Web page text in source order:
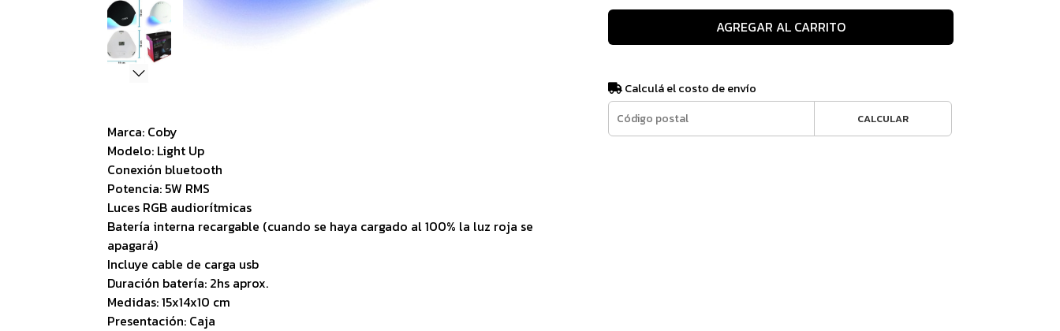
Marca: Coby
Modelo: Light Up
Conexión bluetooth
Potencia: 5W RMS
Luces RGB audiorítmicas
Batería interna recargable (cuando se haya cargado al 100% la luz roja se
apagará)
Incluye cable de carga usb
Duración batería: 2hs aprox.
Medidas: 15x14x10 cm
Presentación: Caja
AGREGAR AL CARRITO
Calculá el costo de envío
CALCULAR